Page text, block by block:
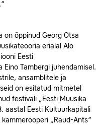
on õppinud Georg Otsa
erialal Alo
Eesti
Eino Tambergi juhendamisel.
ansamblitele ja
on esitatud mitmetel
festivali „Eesti Muusika
aastal Eesti Kultuurkapitali
„Raud-Ants“